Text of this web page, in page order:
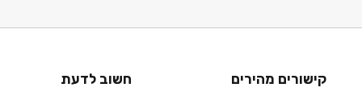
קישורים מהירים חשוב לדעת